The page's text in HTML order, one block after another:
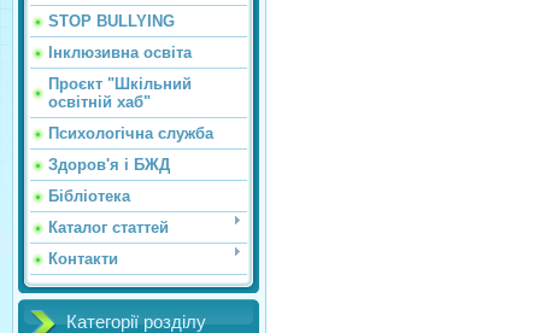
STOP BULLYING
Інклюзивна освіта
Проєкт "Шкільний
освітній хаб"
Психологічна служба
Здоров'я і БЖД
Бібліотека
Каталог статтей
Контакти
Категорії розділу